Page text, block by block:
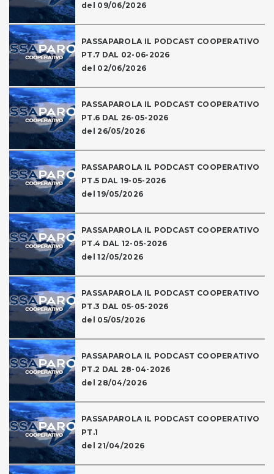
del 09/06/2026
PASSAPAROLA IL PODCAST COOPERATIVO
PT.7 DAL 02-06-2026
del 02/06/2026
PASSAPAROLA IL PODCAST COOPERATIVO
PT.6 DAL 26-05-2026
del 26/05/2026
PASSAPAROLA IL PODCAST COOPERATIVO
PT.5 DAL 19-05-2026
del 19/05/2026
PASSAPAROLA IL PODCAST COOPERATIVO
PT.4 DAL 12-05-2026
del 12/05/2026
PASSAPAROLA IL PODCAST COOPERATIVO
PT.3 DAL 05-05-2026
del 05/05/2026
PASSAPAROLA IL PODCAST COOPERATIVO
PT.2 DAL 28-04-2026
del 28/04/2026
PASSAPAROLA IL PODCAST COOPERATIVO
PT.1
del 21/04/2026